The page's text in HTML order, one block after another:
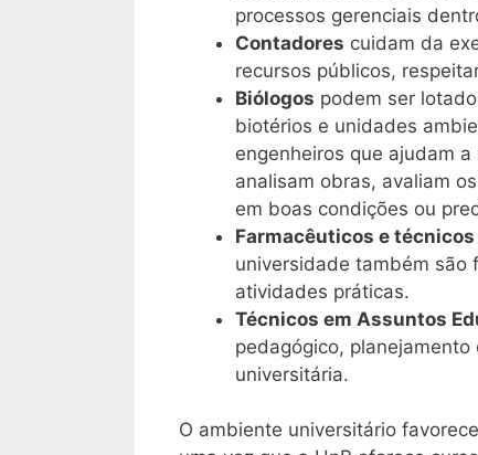
processos gerenciais
Contadores cuidam da
recursos públicos,
Biólogos podem ser
biotérios e unidades
engenheiros que ajudam
analisam obras, avaliam
em boas condições ou
Farmacêuticos e
universidade também são
atividades práticas.
Técnicos em Assuntos
pedagógico,
universitária.
O ambiente universitário